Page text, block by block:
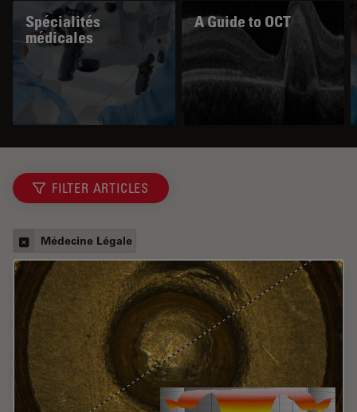
Spécialités
médicales
A Guide to OCT
FILTER ARTICLES
Médecine Légale